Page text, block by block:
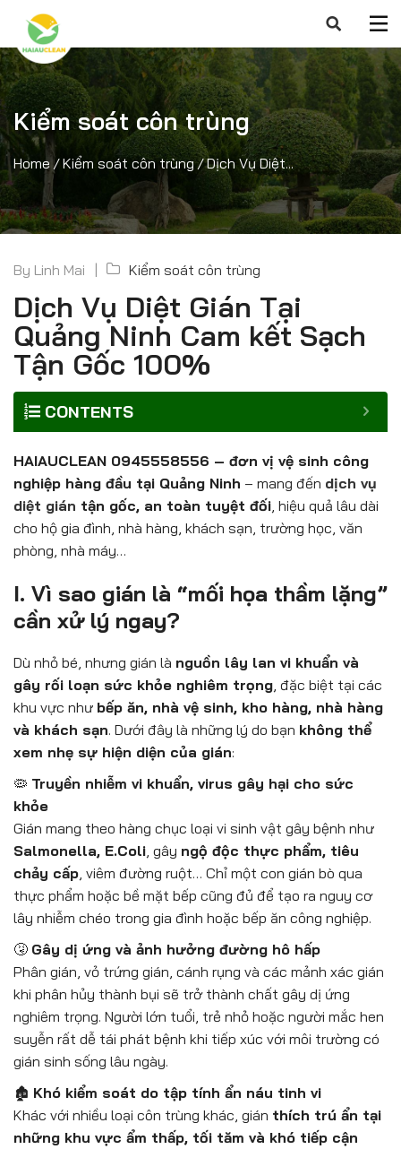
Kiểm soát côn trùng
Home/Kiểm soát côn trùng /Dịch Vụ Diệt...
By Linh Mai Kiểm soát côn trùng
Dịch Vụ Diệt Gián Tại
Quảng Ninh Cam kết Sạch
Tận Gốc 100%
CONTENTS
HAIAUCLEAN 0945558556 – đơn vị vệ sinh công
nghiệp hàng đầu tại Quảng Ninh – mang đến dịch vụ
diệt gián tận gốc, an toàn tuyệt đối, hiệu quả lâu dài
cho hộ gia đình, nhà hàng, khách sạn, trường học, văn
phòng, nhà máy…
I. Vì sao gián là “mối họa thầm lặng”
cần xử lý ngay?
Dù nhỏ bé, nhưng gián là nguồn lây lan vi khuẩn và
gây rối loạn sức khỏe nghiêm trọng , đặc biệt tại các
khu vực như bếp ăn, nhà vệ sinh, kho hàng, nhà hàng
và khách sạn. Dưới đây là những lý do bạn không thể
xem nhẹ sự hiện diện của gián:
🦠 Truyền nhiễm vi khuẩn, virus gây hại cho sức
khỏe
Gián mang theo hàng chục loại vi sinh vật gây bệnh như
Salmonella, E.Coli , gây ngộ độc thực phẩm, tiêu
chảy cấp , viêm đường ruột… Chỉ một con gián bò qua
thực phẩm hoặc bề mặt bếp cũng đủ để tạo ra nguy cơ
lây nhiễm chéo trong gia đình hoặc bếp ăn công nghiệp.
🤧 Gây dị ứng và ảnh hưởng đường hô hấp
Phân gián, vỏ trứng gián, cánh rụng và các mảnh xác gián
khi phân hủy thành bụi sẽ trở thành chất gây dị ứng
nghiêm trọng. Người lớn tuổi, trẻ nhỏ hoặc người mắc hen
suyễn rất dễ tái phát bệnh khi tiếp xúc với môi trường có
gián sinh sống lâu ngày.
🏚️ Khó kiểm soát do tập tính ẩn náu tinh vi
Khác với nhiều loại côn trùng khác, gián thích trú ẩn tại
những khu vực ẩm thấp, tối tăm và khó tiếp cận